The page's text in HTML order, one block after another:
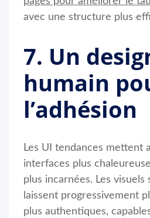
avec une structure plus
7. Un
humain
l’adhésion
Les UI tendances mettent
interfaces plus
plus incarnées. Les visuels
laissent progressivement
plus authentiques,